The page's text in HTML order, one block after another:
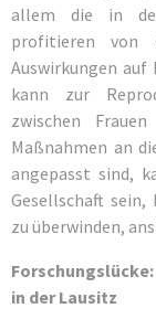
allem die in der
profitieren von
Auswirkungen auf
kann zur
zwischen
Maßnahmen an
angepasst sind,
Gesellschaft sein,
zu überwinden,
in der Lausitz